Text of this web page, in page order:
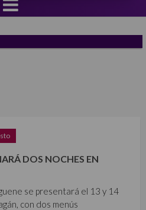
DOS NOCHES EN
se presentará el 13 y 14
con dos menús